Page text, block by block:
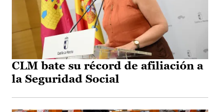
CLM bate su récord de afiliación a
la Seguridad Social